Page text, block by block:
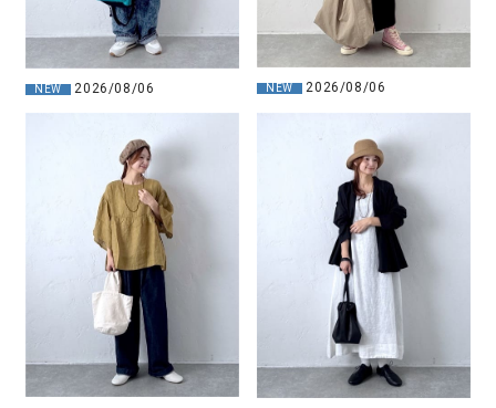
NEW 2026/08/06 NEW 2026/08/06